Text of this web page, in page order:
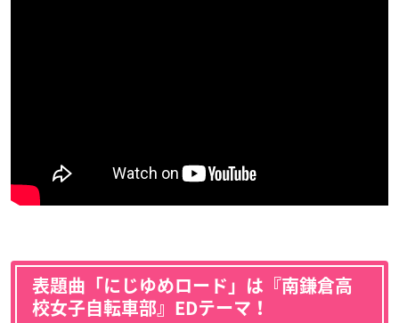
表題曲「にじゆめロード」は『南鎌倉高
校女子自転車部』EDテーマ！